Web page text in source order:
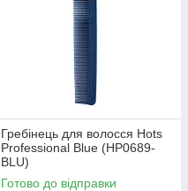
Гребінець для волосся Hots
Professional Blue (HP0689-
BLU)
Готово до відправки